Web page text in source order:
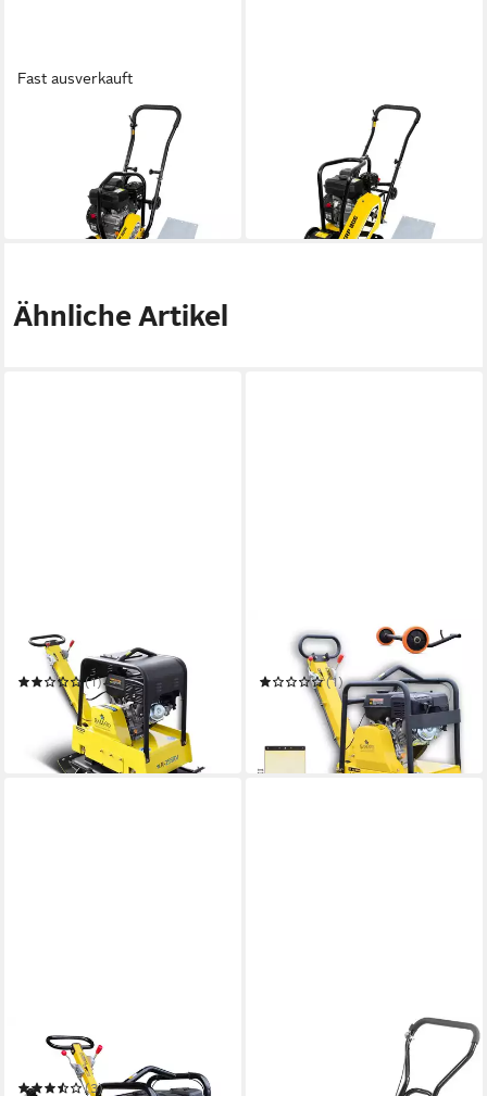
Fast ausverkauft
Rüttelplatte GRP 50E
UVP399,00 €
in 6-8 Werktagen bei dir
Rüttelplatte GRP 80E
459,99 € UVP499,00 €
in 6-8 Werktagen bei dir
Ähnliche Artikel
Rüttelplatte R-255RV
(1)
1.799,00 € UVP2.199,00 €
in 2-3 Werktagen bei dir
BAMATO
Rüttelplatte R-165RV
(1)
1.299,00 € UVP1.599,00 €
in 2-3 Werktagen bei dir
BAMATO
Rüttelplatte R-135RV
(3)
Rüttelplatte Scheppach
Rüttelplatte HP 1100 S 4-